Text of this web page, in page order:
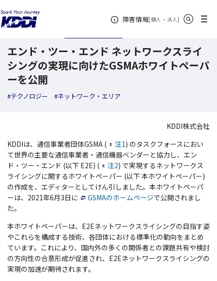
障害情報[個人 ・ 法人新規ウィンドウ
]
メニュー
エンド・ツー・エンド ネットワークスライ
シングの実現に向けたGSMAホワイトペーパ
ーを公開
#テクノロジー #ネットワーク・エリア
KDDI株式会社
KDDIは、通信事業者団体GSMA (
注1) のタスクフォースにおい
て世界の主要な通信事業者・通信機器ベンダーと協力し、エン
ド・ツー・エンド (以下 E2E) (
注2) で実現するネットワークス
ライシングに関するホワイトペーパー (以下 本ホワイトペーパー)
の作成を、エディターとしてけん引しました。本ホワイトペーパ
ーは、2021年6月3日に
GSMAのホームページで公開されまし
た。
本ホワイトペーパーは、E2Eネットワークスライシングの目指す姿
やこれらを構成する技術、各団体における標準化の動向をまとめ
ています。これにより、国内外の多くの関係者との課題共有や検討
の方向性の合意形成が促進され、E2Eネットワークスライシングの
実現の加速が期待されます。